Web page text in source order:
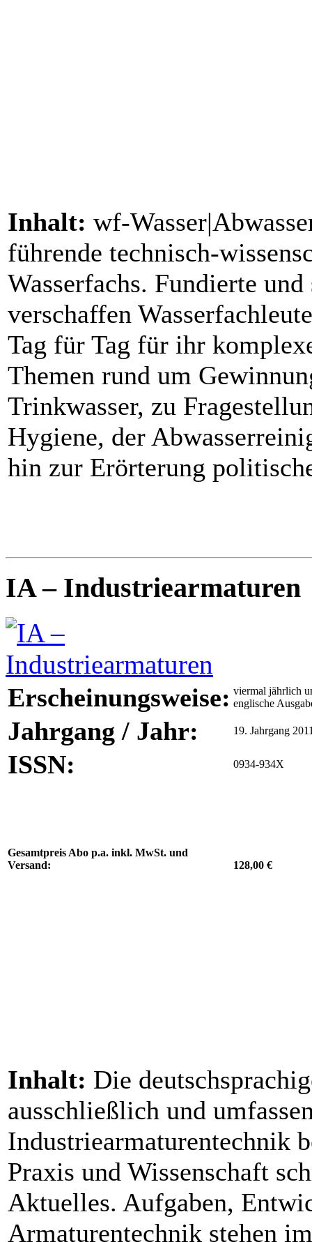
Inhalt: wf-
führende technisch-
Wasserfachs. Fundierte
verschaffen
Tag für Tag für ihr
Themen rund um
Trinkwasser, zu
Hygiene, der
hin zur Erörterung
IA – Industriearmaturen
Erscheinungsweise: viermal jährlich
englische
Jahrgang / Jahr: 19. Jahrgang
ISSN: 0934-934X
Gesamtpreis Abo p.a. inkl. MwSt. und
Versand:
128,00 €
Inhalt: Die
ausschließlich und
Industriearmaturentechnik
Praxis und Wissenschaft
Aktuelles. Aufgaben,
Armaturentechnik stehen